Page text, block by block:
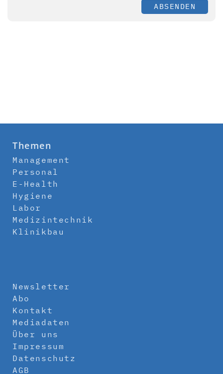
ABSENDEN
Themen
Management
Personal
E-Health
Hygiene
Labor
Medizintechnik
Klinikbau
Newsletter
Abo
Kontakt
Mediadaten
Über uns
Impressum
Datenschutz
AGB